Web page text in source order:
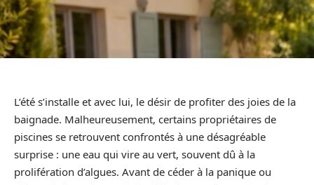
L’été s’installe et avec lui, le désir de profiter des joies de la
baignade. Malheureusement, certains propriétaires de
piscines se retrouvent confrontés à une désagréable
surprise : une eau qui vire au vert, souvent dû à la
prolifération d’algues. Avant de céder à la panique ou